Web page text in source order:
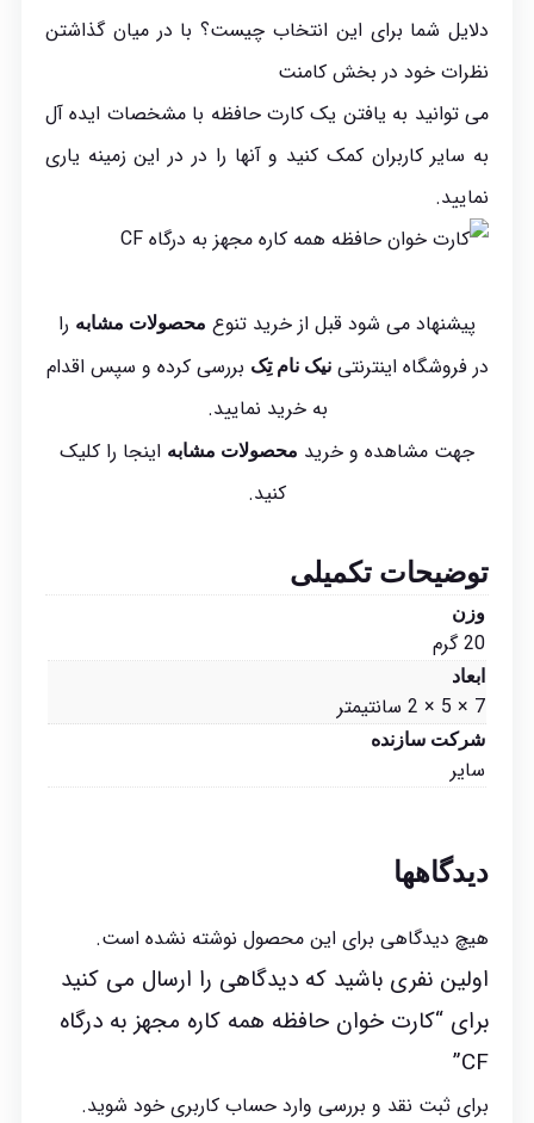
دلایل شما برای این انتخاب چیست؟ با در میان گذاشتن
نظرات خود در بخش کامنت
می توانید به یافتن یک کارت حافظه با مشخصات ایده آل
به سایر کاربران کمک کنید و آنها را در در این زمینه یاری
نمایید.
پیشنهاد می شود قبل از خرید تنوع محصولات مشابه را
در فروشگاه اینترنتینیک نام تِک بررسی کرده و سپس اقدام
به خرید نمایید.
جهت مشاهده و خرید محصولات مشابه اینجا را کلیک
کنید.
توضیحات تکمیلی
وزن
20 گرم
ابعاد
7 × 5 × 2 سانتیمتر
شرکت سازنده
سایر
دیدگاهها
هیچ دیدگاهی برای این محصول نوشته نشده است.
اولین نفری باشید که دیدگاهی را ارسال می کنید
برای “کارت خوان حافظه همه کاره مجهز به درگاه
CF”
برای ثبت نقد و بررسی وارد حساب کاربری خودشوید.